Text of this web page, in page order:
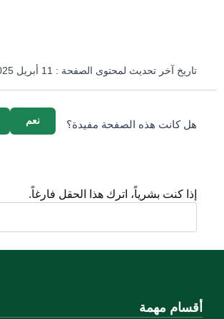
تاريخ آخر تحديث لمحتوى الصفحة : 11 أبريل 2025 بتمام الساعة 08:24 مساءً
هل كانت هذه الصفحة مفيدة؟ نعم
إذا كنت بشرياً، اترك هذا الحقل فارغاً.
أقسام مهمة